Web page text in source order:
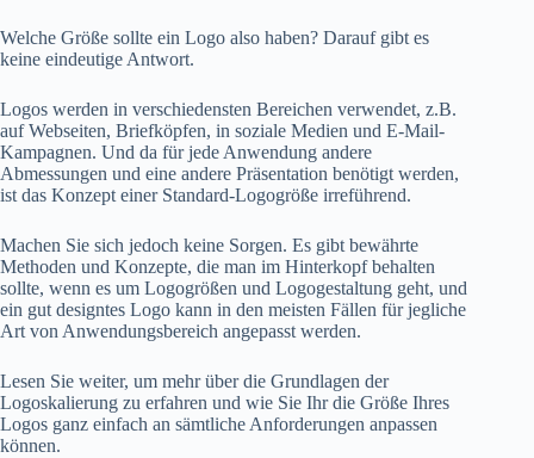
Welche Größe sollte ein Logo also haben? Darauf gibt es
keine eindeutige Antwort.
Logos werden in verschiedensten Bereichen verwendet, z.B.
auf Webseiten, Briefköpfen, in soziale Medien und E-Mail-
Kampagnen. Und da für jede Anwendung andere
Abmessungen und eine andere Präsentation benötigt werden,
ist das Konzept einer Standard-Logogröße irreführend.
Machen Sie sich jedoch keine Sorgen. Es gibt bewährte
Methoden und Konzepte, die man im Hinterkopf behalten
sollte, wenn es um Logogrößen und Logogestaltung geht, und
ein gut designtes Logo kann in den meisten Fällen für jegliche
Art von Anwendungsbereich angepasst werden.
Lesen Sie weiter, um mehr über die Grundlagen der
Logoskalierung zu erfahren und wie Sie Ihr die Größe Ihres
Logos ganz einfach an sämtliche Anforderungen anpassen
können.